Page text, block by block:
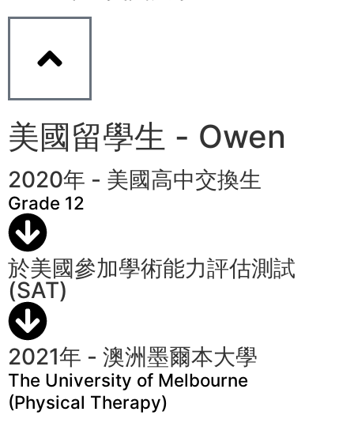
美國留學生 - Owen
2020年 - 美國高中交換生
Grade 12
於美國參加學術能力評估測試
(SAT)
2021年 - 澳洲墨爾本大學
The University of Melbourne
(Physical Therapy)